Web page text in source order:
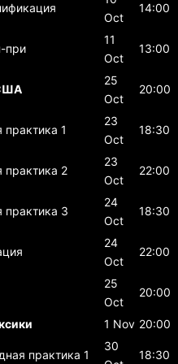
Oct
14:00
при
11
Oct
13:00
25
Oct
20:00
1
23
Oct
18:30
практика 2
23
Oct
22:00
практика 3
24
Oct
18:30
24
Oct
22:00
25
Oct
20:00
1 Nov 20:00
практика 1
30
18:30